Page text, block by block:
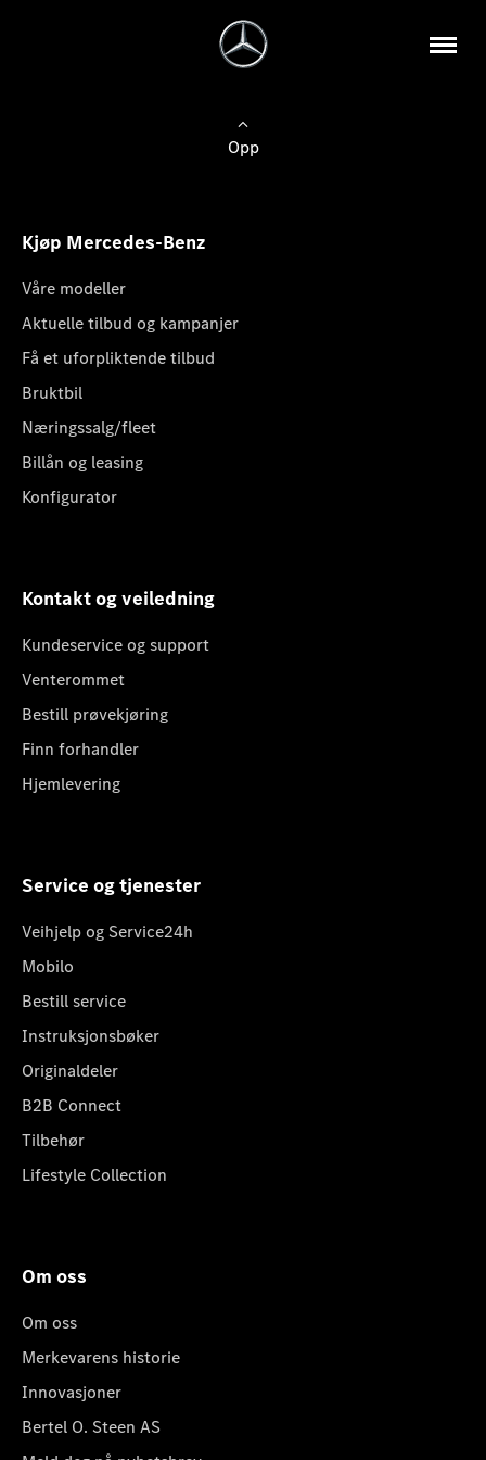
Opp
Kjøp Mercedes-Benz
Våre modeller
Aktuelle tilbud og kampanjer
Få et uforpliktende tilbud
Bruktbil
Næringssalg/fleet
Billån og leasing
Konfigurator
Kontakt og veiledning
Kundeservice og support
Venterommet
Bestill prøvekjøring
Finn forhandler
Hjemlevering
Service og tjenester
Veihjelp og Service24h
Mobilo
Bestill service
Instruksjonsbøker
Originaldeler
B2B Connect
Tilbehør
Lifestyle Collection
Om oss
Om oss
Merkevarens historie
Innovasjoner
Bertel O. Steen AS